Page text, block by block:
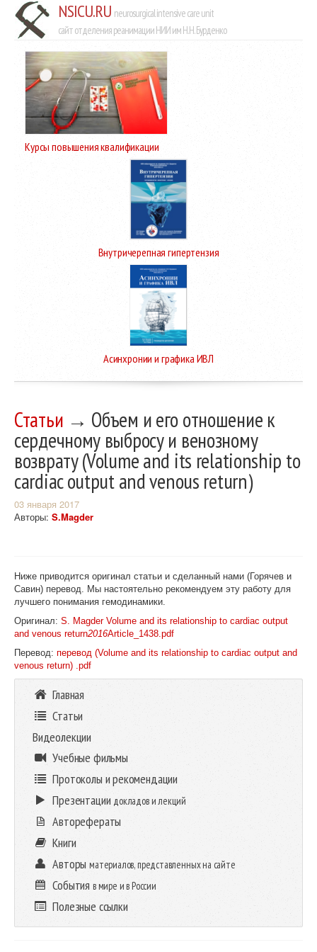
NSICU.RU neurosurgical intensive care unit
сайт отделения реанимации НИИ им Н.Н. Бурденко
Курсы повышения квалификации
Внутричерепная гипертензия
Асинхронии и графика ИВЛ
Статьи → Объем и его отношение к
сердечному выбросу и венозному
возврату (Volume and its relationship to
cardiac output and venous return)
03 января 2017
Авторы: S.Magder
Ниже приводится оригинал статьи и сделанный нами (Горячев и
Савин) перевод. Мы настоятельно рекомендуем эту работу для
лучшего понимания гемодинамики.
Оригинал: S. Magder Volume and its relationship to cardiac output
and venous return2016Article_1438.pdf
Перевод: перевод (Volume and its relationship to cardiac output and
venous return) .pdf
Главная
Статьи
Видеолекции
Учебные фильмы
Протоколы и рекомендации
Презентации докладов и лекций
Авторефераты
Книги
Авторыматериалов, представленных на сайте
События в мире и в России
Полезные ссылки